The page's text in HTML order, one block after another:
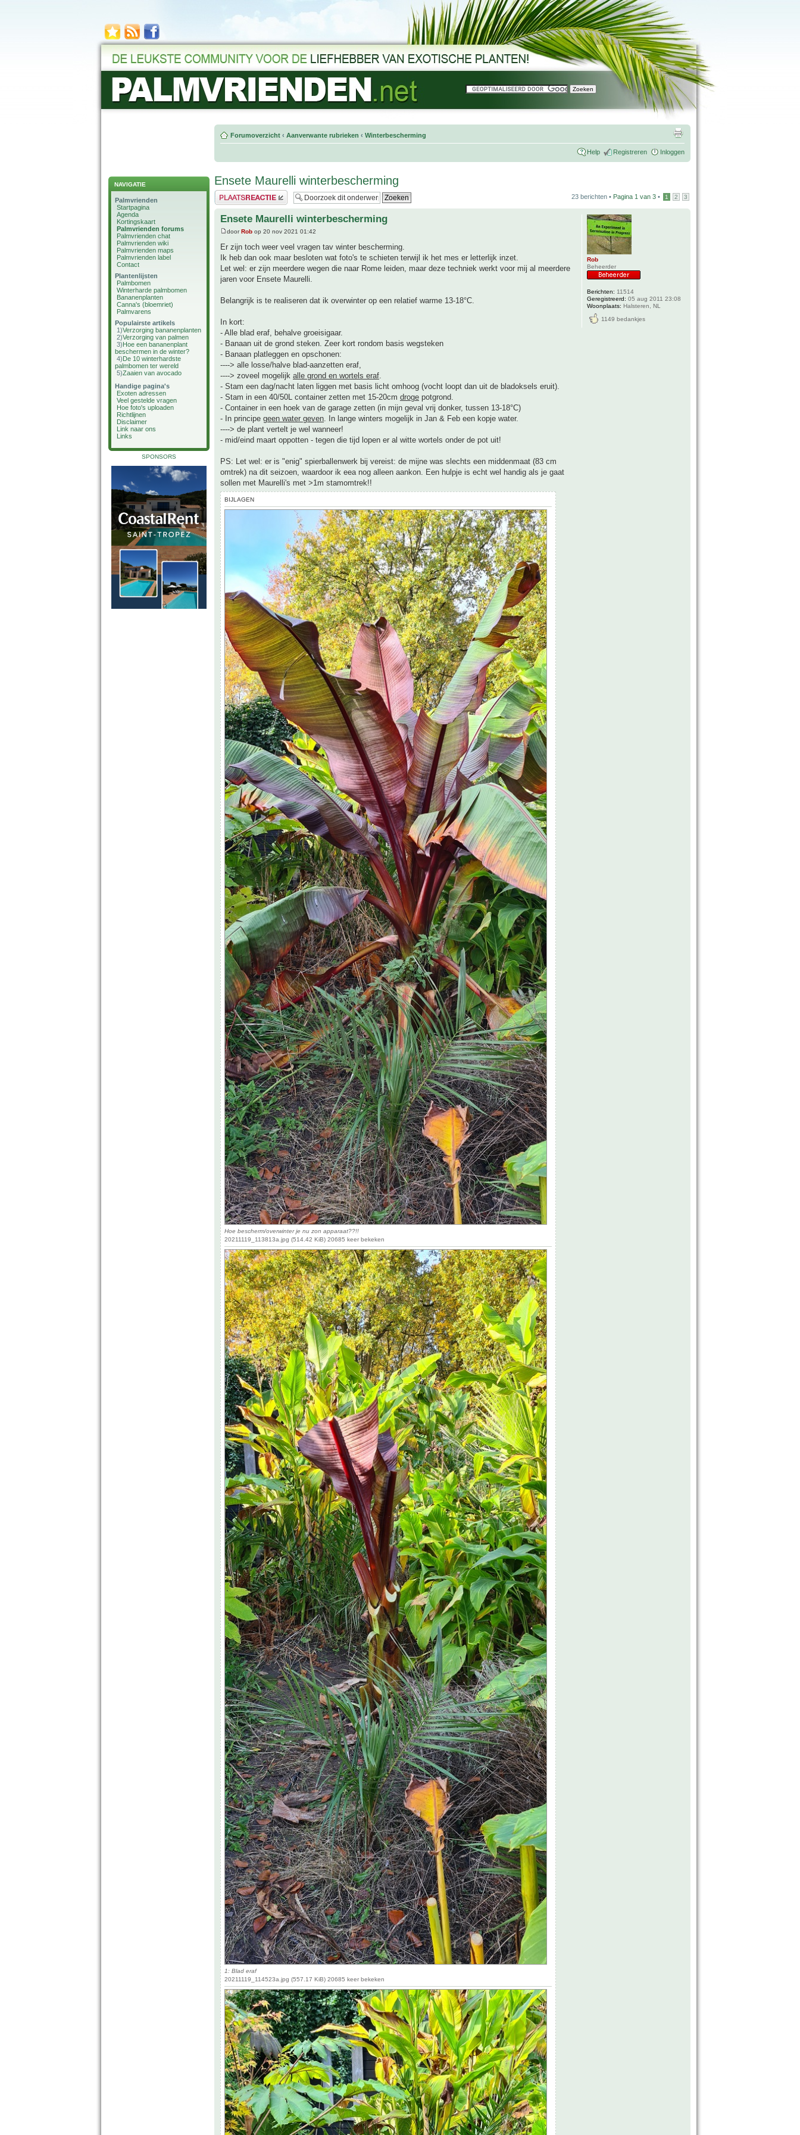
NAVIGATIE
Palmvrienden
Startpagina
Agenda
Kortingskaart
Palmvrienden forums
Palmvrienden chat
Palmvrienden wiki
Palmvrienden maps
Palmvrienden label
Contact
Plantenlijsten
Palmbomen
Winterharde palmbomen
Bananenplanten
Canna's (bloemriet)
Palmvarens
Populairste artikels
1)Verzorging bananenplanten
2)Verzorging van palmen
3)Hoe een bananenplant
beschermen in de winter?
4)De 10 winterhardste
palmbomen ter wereld
5)Zaaien van avocado
Handige pagina's
Exoten adressen
Veel gestelde vragen
Hoe foto's uploaden
Richtlijnen
Disclaimer
Link naar ons
Links
SPONSORS
Forumoverzicht ‹ Aanverwante rubrieken ‹ Winterbescherming
Help Registreren Inloggen
Ensete Maurelli winterbescherming
Plaats een reactie 23 berichten • Pagina 1 van 3 • 1 2 3
Ensete Maurelli winterbescherming
doorRob op 20 nov 2021 01:42
Er zijn toch weer veel vragen tav winter bescherming.
Ik heb dan ook maar besloten wat foto's te schieten terwijl ik het mes er letterlijk inzet.
Let wel: er zijn meerdere wegen die naar Rome leiden, maar deze techniek werkt voor mij al meerdere
jaren voor Ensete Maurelli.
Belangrijk is te realiseren dat ik overwinter op een relatief warme 13-18°C.
In kort:
- Alle blad eraf, behalve groeisigaar.
- Banaan uit de grond steken. Zeer kort rondom basis wegsteken
- Banaan platleggen en opschonen:
----> alle losse/halve blad-aanzetten eraf,
----> zoveel mogelijk alle grond en wortels eraf.
- Stam een dag/nacht laten liggen met basis licht omhoog (vocht loopt dan uit de bladoksels eruit).
- Stam in een 40/50L container zetten met 15-20cm droge potgrond.
- Container in een hoek van de garage zetten (in mijn geval vrij donker, tussen 13-18°C)
- In principe geen water geven. In lange winters mogelijk in Jan & Feb een kopje water.
----> de plant vertelt je wel wanneer!
- mid/eind maart oppotten - tegen die tijd lopen er al witte wortels onder de pot uit!
PS: Let wel: er is "enig" spierballenwerk bij vereist: de mijne was slechts een middenmaat (83 cm
omtrek) na dit seizoen, waardoor ik eea nog alleen aankon. Een hulpje is echt wel handig als je gaat
sollen met Maurelli's met >1m stamomtrek!!
BIJLAGEN
Hoe bescherm/overwinter je nu zon apparaat??!!
20211119_113813a.jpg (514.42 KiB) 20685 keer bekeken
1: Blad eraf
20211119_114523a.jpg (557.17 KiB) 20685 keer bekeken
Rob
Beheerder
Berichten: 11514
Geregistreerd: 05 aug 2011 23:08
Woonplaats: Halsteren, NL
1149 bedankjes